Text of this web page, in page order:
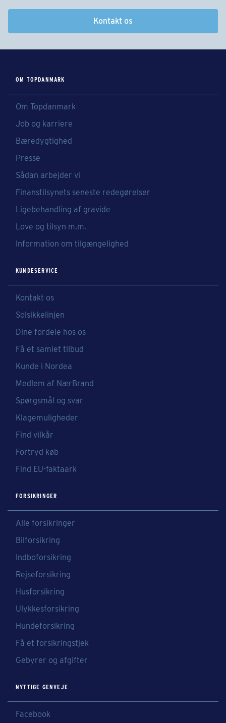
Kontakt os
OM TOPDANMARK
Om Topdanmark
Job og karriere
Bæredygtighed
Presse
Sådan arbejder vi
Finanstilsynets seneste redegørelser
Ligebehandling af gravide
Love og tilsyn m.m.
Information om tilgængelighed
KUNDESERVICE
Kontakt os
Solsikkelinjen
Dine fordele hos os
Få et samlet tilbud
Kunde i Nordea
Medlem af NærBrand
Spørgsmål og svar
Klagemuligheder
Find vilkår
Fortryd køb
Find EU-faktaark
FORSIKRINGER
Alle forsikringer
Bilforsikring
Indboforsikring
Rejseforsikring
Husforsikring
Ulykkesforsikring
Hundeforsikring
Få et forsikringstjek
Gebyrer og afgifter
NYTTIGE GENVEJE
Facebook